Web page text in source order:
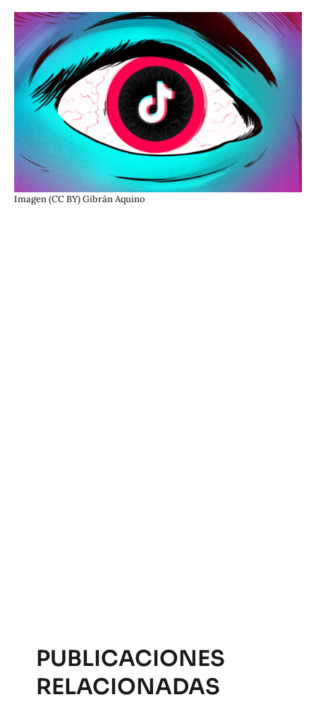
Imagen (CC BY) Gibrán Aquino
PUBLICACIONES
RELACIONADAS